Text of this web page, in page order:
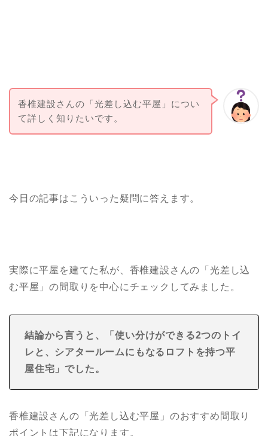
香椎建設さんの「光差し込む平屋」につい
て詳しく知りたいです。
今日の記事はこういった疑問に答えます。
実際に平屋を建てた私が、香椎建設さんの「光差し込
む平屋」の間取りを中心にチェックしてみました。
結論から言うと、「使い分けができる2つのトイ
レと、シアタールームにもなるロフトを持つ平
屋住宅 」でした。
香椎建設さんの「光差し込む平屋」のおすすめ間取り
ポイントは下記になります。